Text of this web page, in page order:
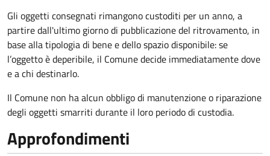
Gli oggetti consegnati rimangono custoditi per un anno, a
partire dall'ultimo giorno di pubblicazione del ritrovamento, in
base alla tipologia di bene e dello spazio disponibile: se
l’oggetto è deperibile, il Comune decide immediatamente dove
e a chi destinarlo.
Il Comune non ha alcun obbligo di manutenzione o riparazione
degli oggetti smarriti durante il loro periodo di custodia.
Approfondimenti